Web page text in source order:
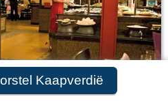
Kaapverdië